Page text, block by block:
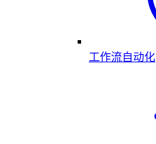
工作流自动化